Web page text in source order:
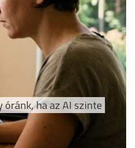
ha az AI szinte